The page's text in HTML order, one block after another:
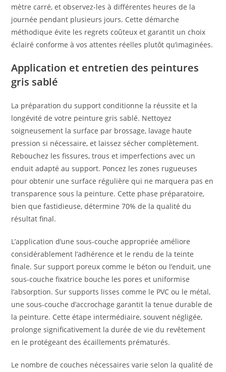
mètre carré, et observez-les à différentes heures de la
journée pendant plusieurs jours. Cette démarche
méthodique évite les regrets coûteux et garantit un choix
éclairé conforme à vos attentes réelles plutôt qu’imaginées.
Application et entretien des peintures
gris sablé
La préparation du support conditionne la réussite et la
longévité de votre peinture gris sablé. Nettoyez
soigneusement la surface par brossage, lavage haute
pression si nécessaire, et laissez sécher complètement.
Rebouchez les fissures, trous et imperfections avec un
enduit adapté au support. Poncez les zones rugueuses
pour obtenir une surface régulière qui ne marquera pas en
transparence sous la peinture. Cette phase préparatoire,
bien que fastidieuse, détermine 70% de la qualité du
résultat final.
L’application d’une sous-couche appropriée améliore
considérablement l’adhérence et le rendu de la teinte
finale. Sur support poreux comme le béton ou l’enduit, une
sous-couche fixatrice bouche les pores et uniformise
l’absorption. Sur supports lisses comme le PVC ou le métal,
une sous-couche d’accrochage garantit la tenue durable de
la peinture. Cette étape intermédiaire, souvent négligée,
prolonge significativement la durée de vie du revêtement
en le protégeant des écaillements prématurés.
Le nombre de couches nécessaires varie selon la qualité de